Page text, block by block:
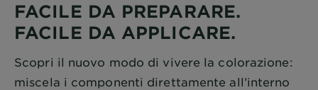
FACILE DA PREPARARE.
FACILE DA APPLICARE.
Scopri il nuovo modo di vivere la colorazione:
miscela i componenti direttamente all’interno